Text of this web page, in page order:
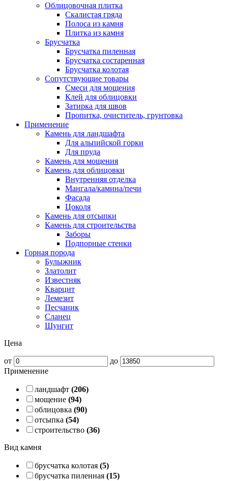
Облицовочная плитка
Скалистая гряда
Полоса из камня
Плитка из камня
Брусчатка
Брусчатка пиленная
Брусчатка состаренная
Брусчатка колотая
Сопутствующие товары
Смеси для мощения
Клей для облицовки
Затирка для швов
Пропитка, очиститель, грунтовка
Применение
Камень для ландшафта
Для альпийской горки
Для пруда
Камень для мощения
Камень для облицовки
Внутренняя отделка
Мангала/камина/печи
Фасада
Цоколя
Камень для отсыпки
Камень для строительства
Заборы
Подпорные стенки
Горная порода
Булыжник
Златолит
Известняк
Кварцит
Лемезит
Песчаник
Сланец
Шунгит
Цена
от
до
Применение
ландшафт (206)
мощение (94)
облицовка (90)
отсыпка (54)
строительство (36)
Вид камня
брусчатка колотая (5)
брусчатка пиленная (15)